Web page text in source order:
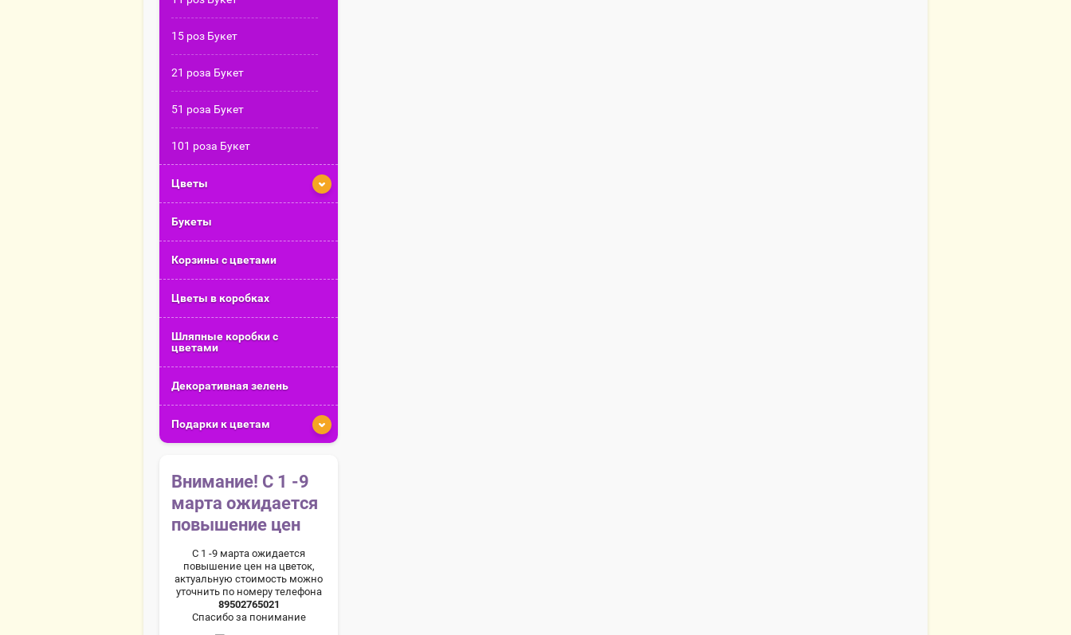
15 роз Букет
21 роза Букет
51 роза Букет
101 роза Букет
Цветы
Букеты
Корзины с цветами
Цветы в коробках
Шляпные коробки с
цветами
Декоративная зелень
Подарки к цветам
Внимание! С 1 -9
марта ожидается
повышение цен
С 1 -9 марта ожидается
повышение цен на цветок,
актуальную стоимость можно
уточнить по номеру телефона
89502765021
Спасибо за понимание